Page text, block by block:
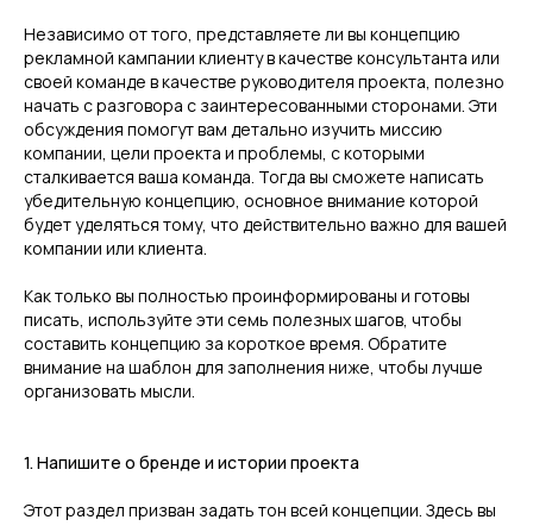
Независимо от того, представляете ли вы концепцию
рекламной кампании клиенту в качестве консультанта или
своей команде в качестве руководителя проекта, полезно
начать с разговора с заинтересованными сторонами. Эти
обсуждения помогут вам детально изучить миссию
компании, цели проекта и проблемы, с которыми
сталкивается ваша команда. Тогда вы сможете написать
убедительную концепцию, основное внимание которой
будет уделяться тому, что действительно важно для вашей
компании или клиента.
Как только вы полностью проинформированы и готовы
писать, используйте эти семь полезных шагов, чтобы
составить концепцию за короткое время. Обратите
внимание на шаблон для заполнения ниже, чтобы лучше
организовать мысли.
1. Напишите о бренде и истории проекта
Этот раздел призван задать тон всей концепции. Здесь вы